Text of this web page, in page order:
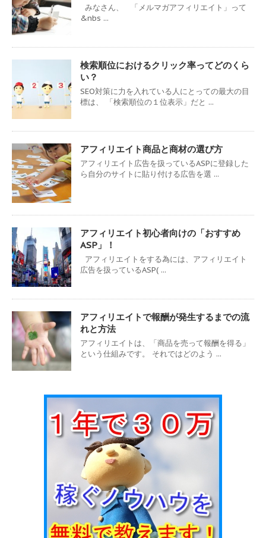
みなさん、 「メルマガアフィリエイト」って
&nbs ...
検索順位におけるクリック率ってどのくら
い？
SEO対策に力を入れている人にとっての最大の目
標は、 「検索順位の１位表示」だと ...
アフィリエイト商品と商材の選び方
アフィリエイト広告を扱っているASPに登録した
ら自分のサイトに貼り付ける広告を選 ...
アフィリエイト初心者向けの「おすすめ
ASP」！
アフィリエイトをする為には、アフィリエイト
広告を扱っているASP( ...
アフィリエイトで報酬が発生するまでの流
れと方法
アフィリエイトは、「商品を売って報酬を得る」
という仕組みです。 それではどのよう ...